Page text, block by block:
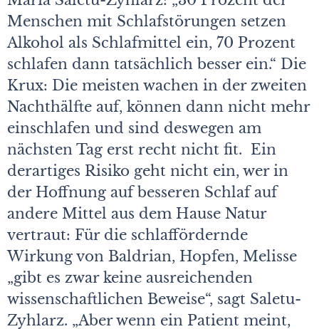
Menschen mit Schlafstörungen setzen
Alkohol als Schlafmittel ein, 70 Prozent
schlafen dann tatsächlich besser ein.“ Die
Krux: Die meisten wachen in der zweiten
Nachthälfte auf, können dann nicht mehr
einschlafen und sind deswegen am
nächsten Tag erst recht nicht fit. Ein
derartiges Risiko geht nicht ein, wer in
der Hoffnung auf besseren Schlaf auf
andere Mittel aus dem Hause Natur
vertraut: Für die schlaffördernde
Wirkung von Baldrian, Hopfen, Melisse
„gibt es zwar keine ausreichenden
wissenschaftlichen Beweise“, sagt Saletu-
Zyhlarz. „Aber wenn ein Patient meint,